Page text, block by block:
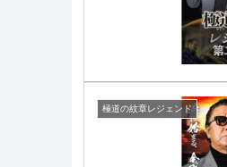
極道の紋章レジェンド